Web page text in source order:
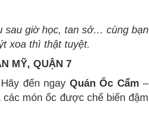
sau giờ học, tan sở… cùng bạn
xoa thì thật tuyệt.
MỸ, QUẬN 7
đến ngay Quán Ốc Cẩm –
món ốc được chế biến đậm